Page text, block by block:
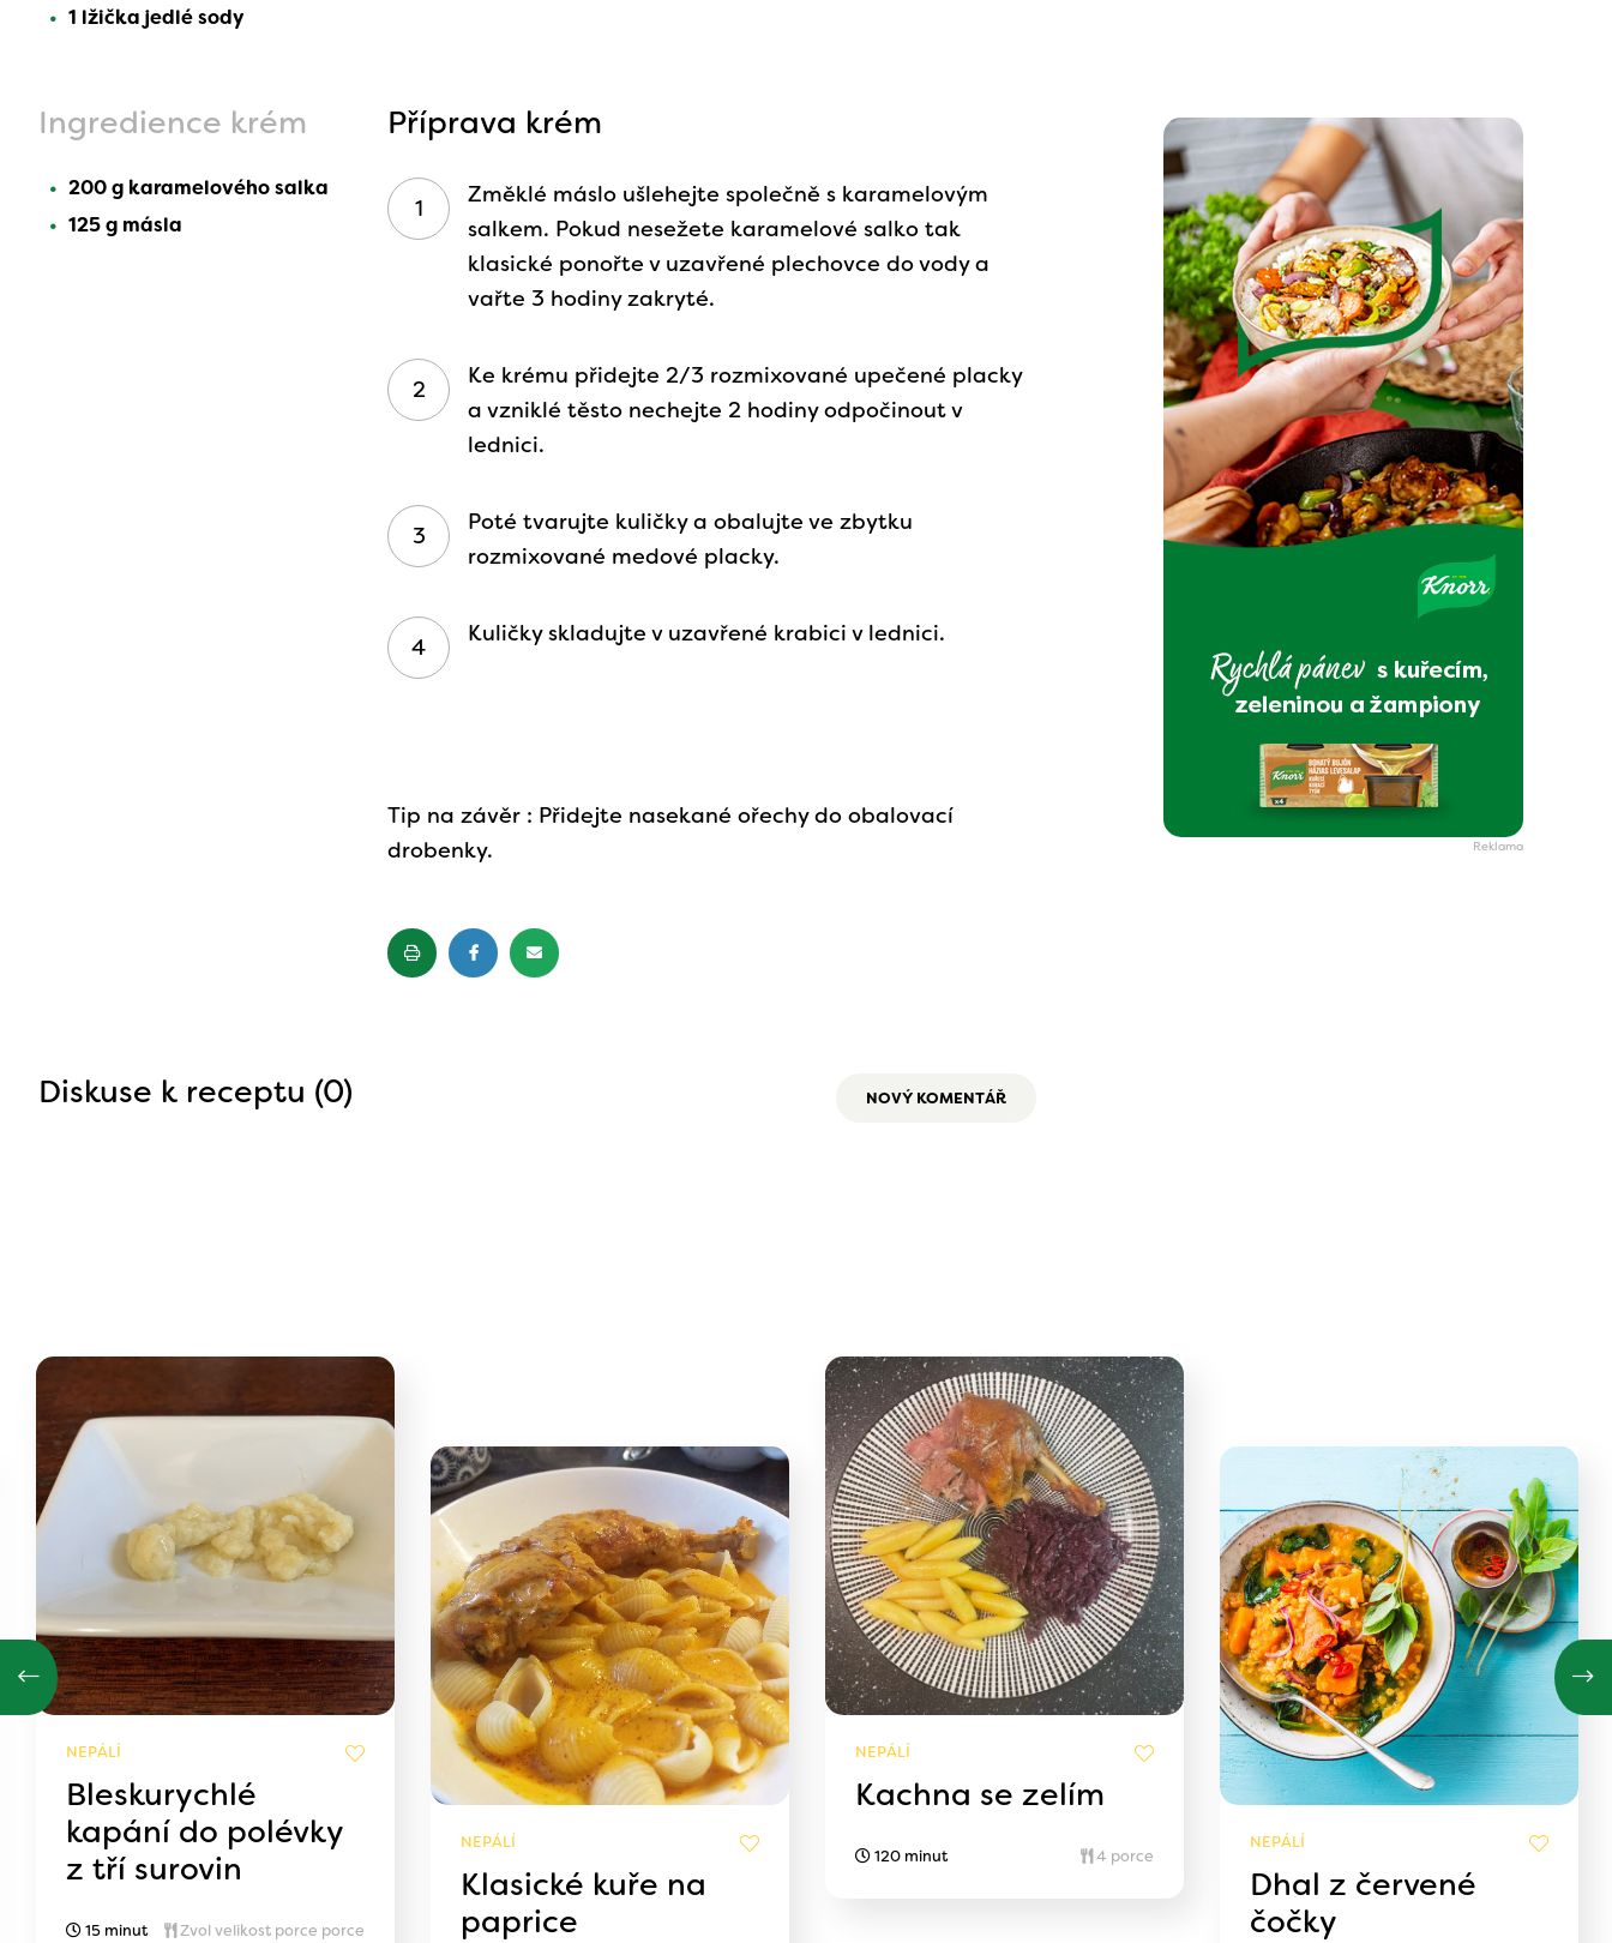
1 lžička jedlé sody
Ingredience krém
200 g karamelového salka
125 g másla
Příprava krém
Změklé máslo ušlehejte společně s karamelovým
salkem. Pokud nesežete karamelové salko tak
klasické ponořte v uzavřené plechovce do vody a
vařte 3 hodiny zakryté.
Ke krému přidejte 2/3 rozmixované upečené placky
a vzniklé těsto nechejte 2 hodiny odpočinout v
lednici.
Poté tvarujte kuličky a obalujte ve zbytku
rozmixované medové placky.
Kuličky skladujte v uzavřené krabici v lednici.
Tip na závěr : Přidejte nasekané ořechy do obalovací
drobenky.
Diskuse k receptu (0) NOVÝ KOMENTÁŘ
NEPÁLÍ
Bleskurychlé
kapání do polévky
z tří surovin
15 minut Zvol velikost porce porce
NEPÁLÍ
Klasické kuře na
paprice
NEPÁLÍ
Kachna se zelím
120 minut 4 porce
NEPÁLÍ
Dhal z červené
čočky